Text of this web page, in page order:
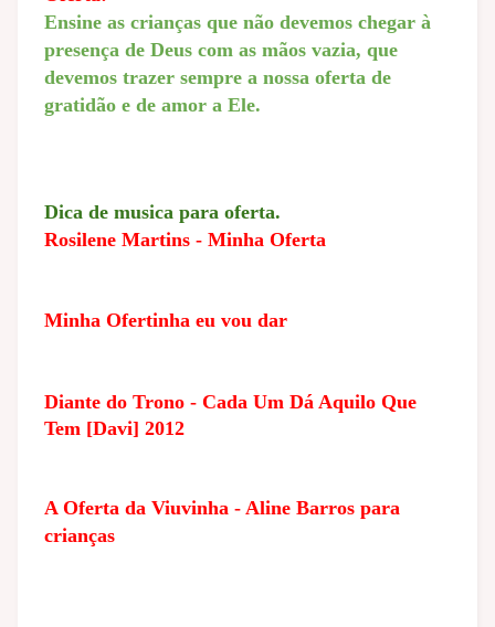
Ensine as crianças que não devemos chegar à
presença de Deus com as mãos vazia, que
devemos trazer sempre a nossa oferta de
gratidão e de amor a Ele.
Dica de musica para oferta.
Rosilene Martins - Minha Oferta
Minha Ofertinha eu vou dar
Diante do Trono - Cada Um Dá Aquilo Que
Tem [Davi] 2012
A Oferta da Viuvinha - Aline Barros para
crianças